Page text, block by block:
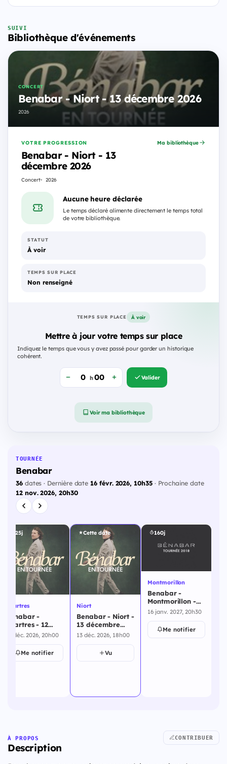
SUIVI
Bibliothèque d'événements
CONCERT
Benabar - Niort - 13 décembre 2026
2026
VOTRE PROGRESSION
Benabar - Niort - 13
décembre 2026
Concert 2026
Ma bibliothèque
Aucune heure déclarée
Le temps déclaré alimente directement le temps total
de votre bibliothèque.
STATUT
À voir
TEMPS SUR PLACE
Non renseigné
TEMPS SUR PLACE À voir
Mettre à jour votre temps sur place
Indiquez le temps que vous y avez passé pour garder un historique
cohérent.
h Valider
Voir ma bibliothèque
TOURNÉE
Benabar
36dates · Dernière date 16 févr. 2026, 10h35· Prochaine date
12 nov. 2026, 20h30
125j
Chartres
Benabar -
Chartres - 12
décembre 2026
12 déc. 2026, 20h00
Me notifier
Cette date
Niort
Benabar - Niort -
13 décembre
2026
13 déc. 2026, 18h00
Vu
160j
Montmorillon
Benabar -
Montmorillon -
16 janvier 2027
16 janv. 2027, 20h30
Me notifier
À PROPOS
Description
CONTRIBUER